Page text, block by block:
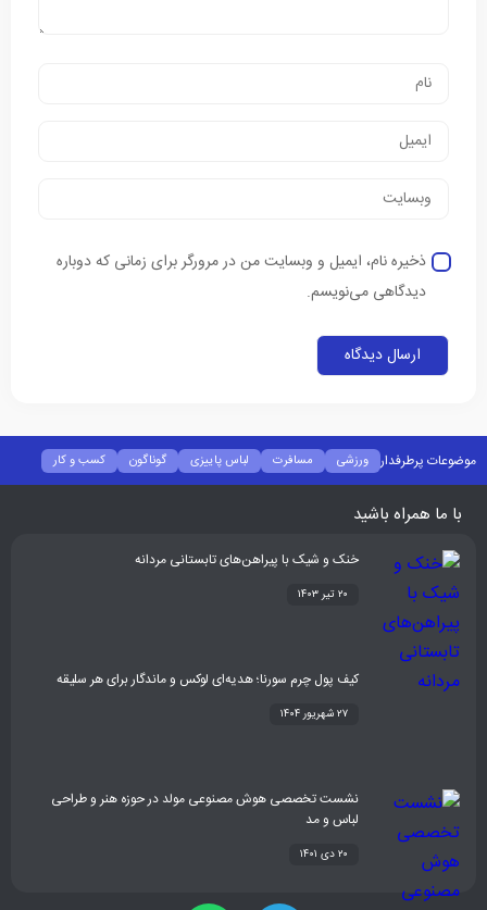
ذخیره نام، ایمیل و وبسایت من در مرورگر برای زمانی که دوباره
دیدگاهی می‌نویسم.
موضوعات پرطرفدار ورزشی مسافرت لباس پاییزی گوناگون
کسب و کار
فشن
غذا و نوشیدنی شیوه زندگی سلامتی تکنولوژی اخبار شرکت ها
با ما همراه باشید
خنک و شیک با پیراهن‌های تابستانی مردانه
۲۰ تیر ۱۴۰۳
کیف پول چرم سورنا؛ هدیه‌ای لوکس و ماندگار برای هر سلیقه
۲۷ شهریور ۱۴۰۴
نشست تخصصی هوش مصنوعی مولد در حوزه هنر و طراحی
لباس و مد
۲۰ دی ۱۴۰۱